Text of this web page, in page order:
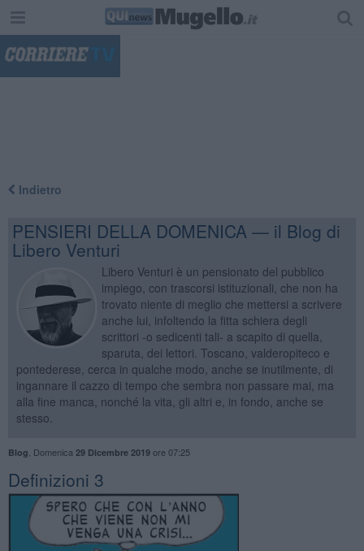
Indietro
PENSIERI DELLA DOMENICA — il Blog di
Libero Venturi
Libero Venturi è un pensionato del pubblico
impiego, con trascorsi istituzionali, che non ha
trovato niente di meglio che mettersi a scrivere
anche lui, infoltendo la fitta schiera degli
scrittori -o sedicenti tali- a scapito di quella,
sparuta, dei lettori. Toscano, valderopiteco e
pontederese, cerca in qualche modo, anche se inutilmente, di
ingannare il cazzo di tempo che sembra non passare mai, ma
alla fine manca, nonché la vita, gli altri e, in fondo, anche se
stesso.
Blog Domenica 29 Dicembre 2019ore 07:25
Definizioni 3